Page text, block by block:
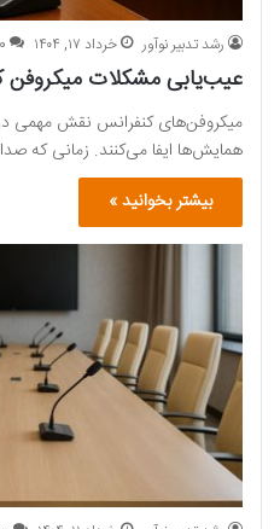
رشد تدبیر نوآور خرداد ۱۷, ۱۴۰۴ 0
عیب‌یابی مشکلات میکروفن‌
میکروفن‌های کنفرانس نقش مهمی
همایش‌ها ایفا می‌کنند. زمانی که
بیشتر بخوانید »